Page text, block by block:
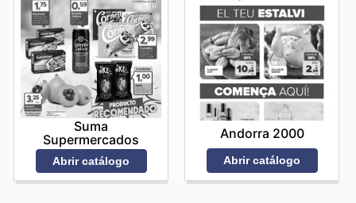
Suma
Supermercados
Abrir catálogo
Andorra 2000
Abrir catálogo